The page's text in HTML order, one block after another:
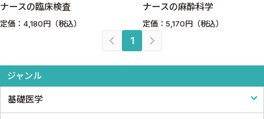
ジャンル
基礎医学
ナースの臨床検査
定価：4,180円（税込）
ナースの麻酔科学
定価：5,170円（税込）
1